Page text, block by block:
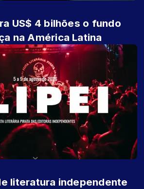
US$ 4 bilhões o fundo
na América Latina
literatura independente